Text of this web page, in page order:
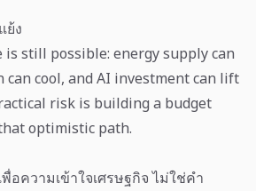
ย้ง
is still possible: energy supply can
cool, and AI investment can lift
risk is building a budget
optimistic path.
อความเข้าใจเศรษฐกิจ ไม่ใช่คำ